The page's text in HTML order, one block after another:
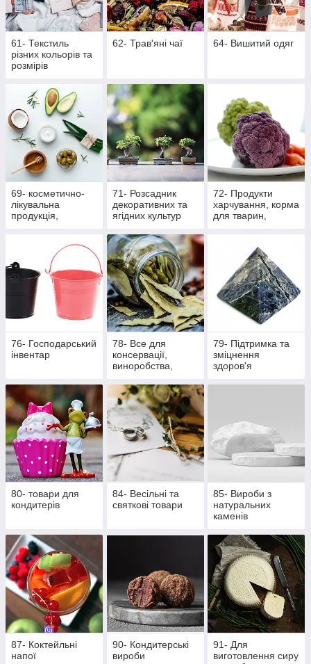
61- Текстиль
різних кольорів та
розмірів
62- Трав'яні чаї 64- Вишитий одяг
69- косметично-
лікувальна
продукція,
71- Розсадник
декоративних та
ягідних культур
72- Продукти
харчування, корма
для тварин,
76- Господарський
інвентар
78- Все для
консервації,
виноробства,
79- Підтримка та
зміцнення
здоров'я
80- товари для
кондитерів
84- Весільні та
святкові товари
85- Вироби з
натуральних
каменів
87- Коктейльні
напої
90- Кондитерські
вироби
91- Для
виготовлення сиру